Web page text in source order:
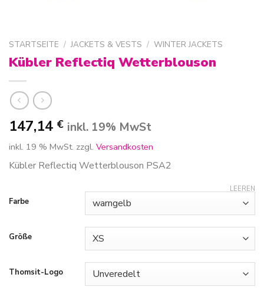
STARTSEITE / JACKETS & VESTS / WINTER JACKETS
Kübler Reflectiq Wetterblouson
147,14 € inkl. 19% MwSt
inkl. 19 % MwSt. zzgl. Versandkosten
Kübler Reflectiq Wetterblouson PSA2
Farbe
Größe
Thomsit-Logo
LEEREN